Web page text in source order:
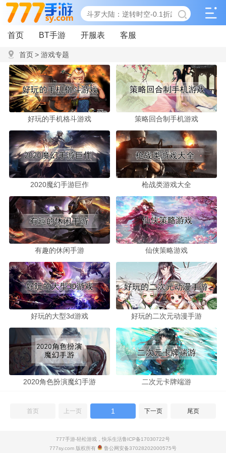
首页 BT手游 开服表 客服
首页> 游戏专题
好玩的手机格斗游戏 策略回合制手机游戏
2020魔幻手游巨作 枪战类游戏大全
有趣的休闲手游 仙侠策略游戏
好玩的大型3d游戏 好玩的二次元动漫手游
2020角色扮演魔幻手游 二次元卡牌端游
首页 上一页 1 下一页 尾页
777手游-轻松游戏，快乐生活鲁ICP备17030722号
777sy.com 版权所有
鲁公网安备37028202000575号